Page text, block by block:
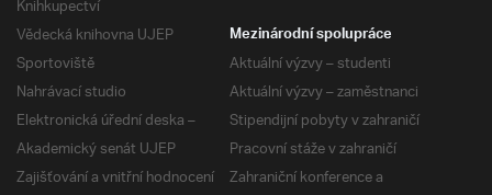
Knihkupectví
Vědecká knihovna UJEP
Sportoviště
Nahrávací studio
Elektronická úřední deska –
Akademický senát UJEP
Zajišťování a vnitřní hodnocení
Mezinárodní spolupráce
Aktuální výzvy – studenti
Aktuální výzvy – zaměstnanci
Stipendijní pobyty v zahraničí
Pracovní stáže v zahraničí
Zahraniční konference a